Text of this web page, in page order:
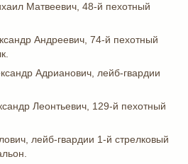
Матвеевич, 48-й пехотный
Андреевич, 74-й пехотный
Адрианович, лейб-гвардии
Леонтьевич, 129-й пехотный
лейб-гвардии 1-й стрелковый